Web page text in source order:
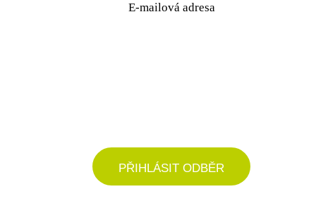
E-mailová adresa
PŘIHLÁSIT ODBĚR